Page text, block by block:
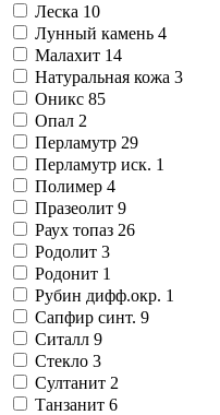
Леска 10
Лунный камень 4
Малахит 14
Натуральная кожа 3
Оникс 85
Опал 2
Перламутр 29
Перламутр иск. 1
Полимер 4
Празеолит 9
Раух топаз 26
Родолит 3
Родонит 1
Рубин дифф.окр. 1
Сапфир синт. 9
Ситалл 9
Стекло 3
Султанит 2
Танзанит 6